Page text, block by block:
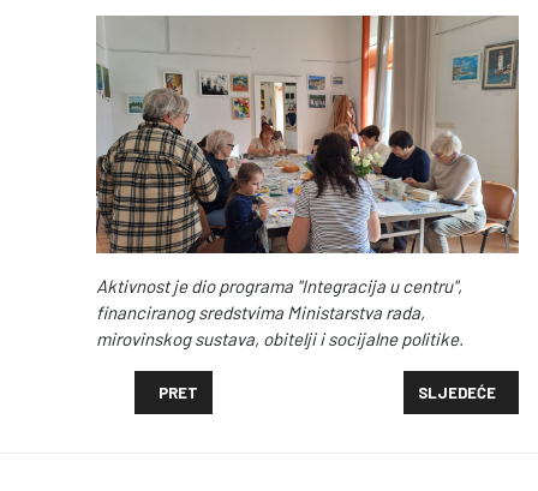
Aktivnost je dio programa "Integracija u centru",
financiranog sredstvima Ministarstva rada,
mirovinskog sustava, obitelji i socijalne politike.
PRETHODNI ČLANAK: ODRŽANA VOLONTERSKO-
PRET SLJEDEĆI
SLJEDEĆE